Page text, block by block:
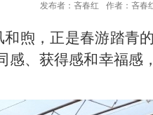
发布者：吝春红 作者：吝春
煦，正是春游踏青
感、获得感和幸福